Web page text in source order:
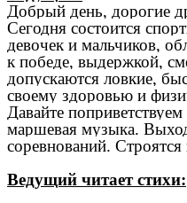
Добрый день, дорогие
Сегодня состоится
девочек и мальчиков,
к победе, выдержкой,
допускаются ловкие,
своему здоровью и
Давайте
маршевая музыка.
соревнований. Строятся
Ведущий читает стихи: